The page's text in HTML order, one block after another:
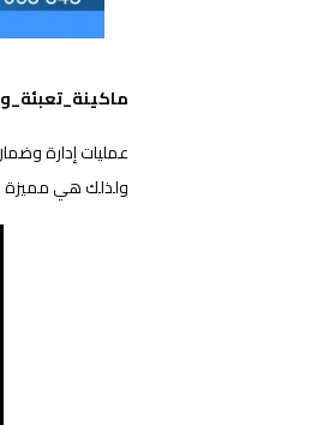
عمليات إدارة
ولذلك هي مميزة